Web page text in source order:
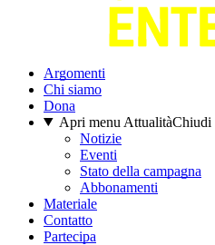
Argomenti
Chi siamo
Dona
Apri menu AttualitàChiudi
Notizie
Eventi
Stato della campagna
Abbonamenti
Materiale
Contatto
Partecipa